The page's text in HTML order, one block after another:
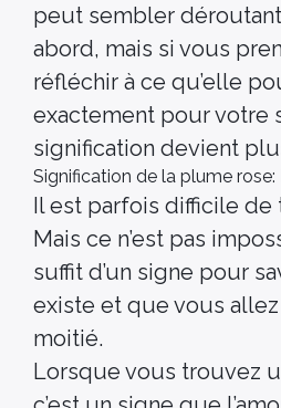
peut sembler
abord, mais si vous
réfléchir à ce qu’elle
exactement pour votre
signification devient
Signification de la plume rose:
Il est parfois difficile de
Mais ce n’est pas
suffit d’un signe pour
existe et que vous
moitié.
Lorsque vous trouvez